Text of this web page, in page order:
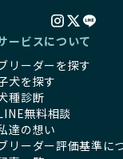
より、保護が必要な
献しています。
ワンちゃんに優しい
ザーの皆さんが
ことで、こうした社
ます。
登録されているブリ
ーは、このような流
です。小柄な母犬を
犬を小さく見せるため
した管理がされるこ
ンちゃんの免疫力や
な医療費やケアの負
、こうした流行に流
えています。特に小
ービスについて
リーダーを探す
犬を探す
種診断
無料相談
達の想い
リーダー評価基準に